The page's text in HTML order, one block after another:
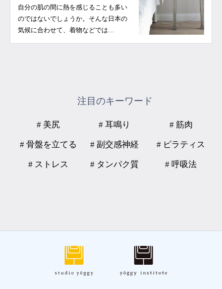
自分の肌の間に熱を感じることも多い
のではないでしょうか。そんな日本の
気候に合わせて、着物などでは…
注目のキーワード
# 美尻 # 耳鳴り # 筋肉
# 骨盤を立てる # 副交感神経 # ピラティス
# ストレス # タンパク質 # 呼吸法